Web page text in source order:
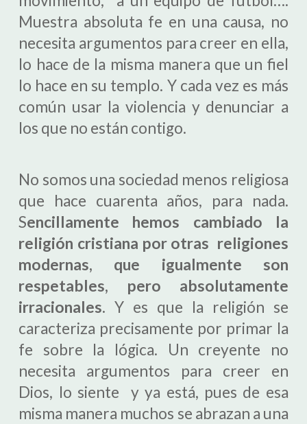
Muestra absoluta fe en una causa, no
necesita argumentos para creer en ella,
lo hace de la misma manera que un fiel
lo hace en su templo. Y cada vez es más
común usar la violencia y denunciar a
los que no están contigo.
No somos una sociedad menos religiosa
que hace cuarenta años, para nada.
Sencillamente hemos cambiado la
religión cristiana por otras religiones
modernas, que igualmente son
respetables, pero absolutamente
irracionales. Y es que la religión se
caracteriza precisamente por primar la
fe sobre la lógica. Un creyente no
necesita argumentos para creer en
Dios, lo siente y ya está, pues de esa
misma manera muchos se abrazan a una